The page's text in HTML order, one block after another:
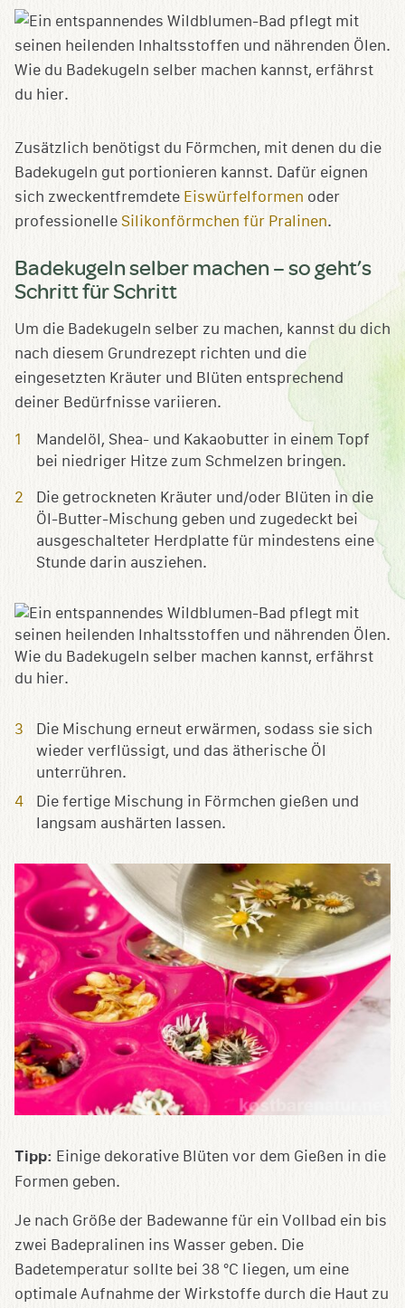
Zusätzlich benötigst du Förmchen, mit denen du die
Badekugeln gut portionieren kannst. Dafür eignen
sich zweckentfremdete Eiswürfelformen oder
professionelle Silikonförmchen für Pralinen.
Badekugeln selber machen – so geht’s
Schritt für Schritt
Um die Badekugeln selber zu machen, kannst du dich
nach diesem Grundrezept richten und die
eingesetzten Kräuter und Blüten entsprechend
deiner Bedürfnisse variieren.
Mandelöl, Shea- und Kakaobutter in einem Topf
bei niedriger Hitze zum Schmelzen bringen.
Die getrockneten Kräuter und/oder Blüten in die
Öl-Butter-Mischung geben und zugedeckt bei
ausgeschalteter Herdplatte für mindestens eine
Stunde darin ausziehen.
Die Mischung erneut erwärmen, sodass sie sich
wieder verflüssigt, und das ätherische Öl
unterrühren.
Die fertige Mischung in Förmchen gießen und
langsam aushärten lassen.
Tipp: Einige dekorative Blüten vor dem Gießen in die
Formen geben.
Je nach Größe der Badewanne für ein Vollbad ein bis
zwei Badepralinen ins Wasser geben. Die
Badetemperatur sollte bei 38 °C liegen, um eine
optimale Aufnahme der Wirkstoffe durch die Haut zu